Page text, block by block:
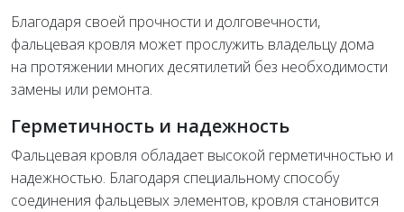
Благодаря своей прочности и долговечности,
фальцевая кровля может прослужить владельцу дома
на протяжении многих десятилетий без необходимости
замены или ремонта.
Герметичность и надежность
Фальцевая кровля обладает высокой герметичностью и
надежностью. Благодаря специальному способу
соединения фальцевых элементов, кровля становится